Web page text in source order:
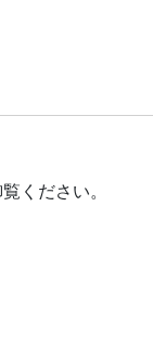
ください。